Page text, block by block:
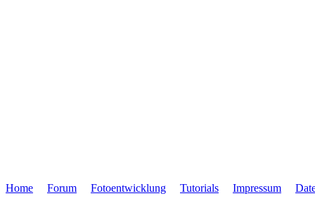
Home Forum Fotoentwicklung Tutorials Impressum